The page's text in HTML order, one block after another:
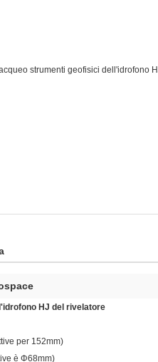
HJ del rivelatore
per 152mm)
è Φ68mm)